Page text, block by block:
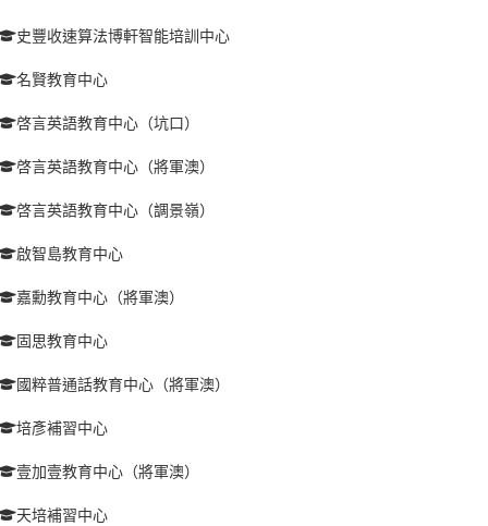
史豐收速算法博軒智能培訓中心
名賢教育中心
啓言英語教育中心（坑口）
啓言英語教育中心（將軍澳）
啓言英語教育中心（調景嶺）
啟智島教育中心
嘉勳教育中心（將軍澳）
固思教育中心
國粹普通話教育中心（將軍澳）
培彥補習中心
壹加壹教育中心（將軍澳）
天培補習中心